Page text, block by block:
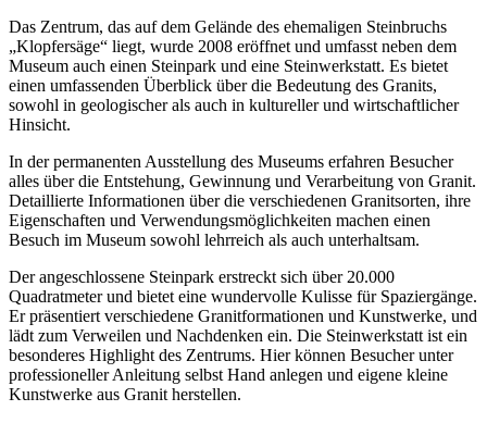
Das Zentrum, das auf dem Gelände des ehemaligen Steinbruchs
„Klopfersäge“ liegt, wurde 2008 eröffnet und umfasst neben dem
Museum auch einen Steinpark und eine Steinwerkstatt. Es bietet
einen umfassenden Überblick über die Bedeutung des Granits,
sowohl in geologischer als auch in kultureller und wirtschaftlicher
Hinsicht.
In der permanenten Ausstellung des Museums erfahren Besucher
alles über die Entstehung, Gewinnung und Verarbeitung von Granit.
Detaillierte Informationen über die verschiedenen Granitsorten, ihre
Eigenschaften und Verwendungsmöglichkeiten machen einen
Besuch im Museum sowohl lehrreich als auch unterhaltsam.
Der angeschlossene Steinpark erstreckt sich über 20.000
Quadratmeter und bietet eine wundervolle Kulisse für Spaziergänge.
Er präsentiert verschiedene Granitformationen und Kunstwerke, und
lädt zum Verweilen und Nachdenken ein. Die Steinwerkstatt ist ein
besonderes Highlight des Zentrums. Hier können Besucher unter
professioneller Anleitung selbst Hand anlegen und eigene kleine
Kunstwerke aus Granit herstellen.